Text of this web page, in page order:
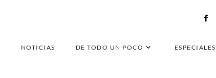
NOTICIAS DE TODO UN POCO ESPECIALES
Ampere